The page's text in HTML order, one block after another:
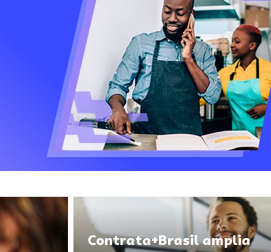
Contrata+Brasil amplia